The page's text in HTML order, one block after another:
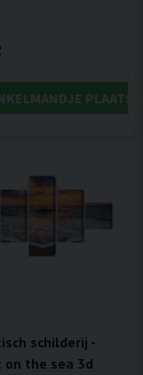
schilderij -
on the sea 3d